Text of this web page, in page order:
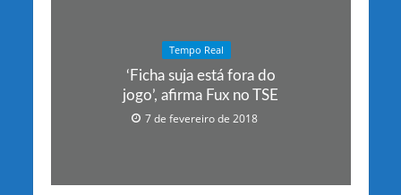
Tempo Real
‘Ficha suja está fora do
jogo’, afirma Fux no TSE
7 de fevereiro de 2018